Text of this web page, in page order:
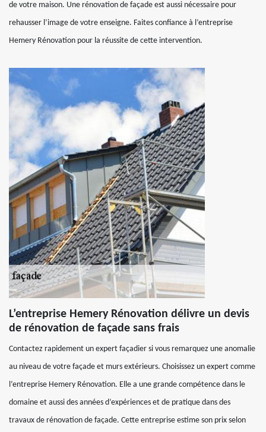
de votre maison. Une rénovation de façade est aussi nécessaire pour
rehausser l’image de votre enseigne. Faites confiance à l’entreprise
Hemery Rénovation pour la réussite de cette intervention.
L’entreprise Hemery Rénovation délivre un devis
de rénovation de façade sans frais
Contactez rapidement un expert façadier si vous remarquez une anomalie
au niveau de votre façade et murs extérieurs. Choisissez un expert comme
l’entreprise Hemery Rénovation. Elle a une grande compétence dans le
domaine et aussi des années d’expériences et de pratique dans des
travaux de rénovation de façade. Cette entreprise estime son prix selon